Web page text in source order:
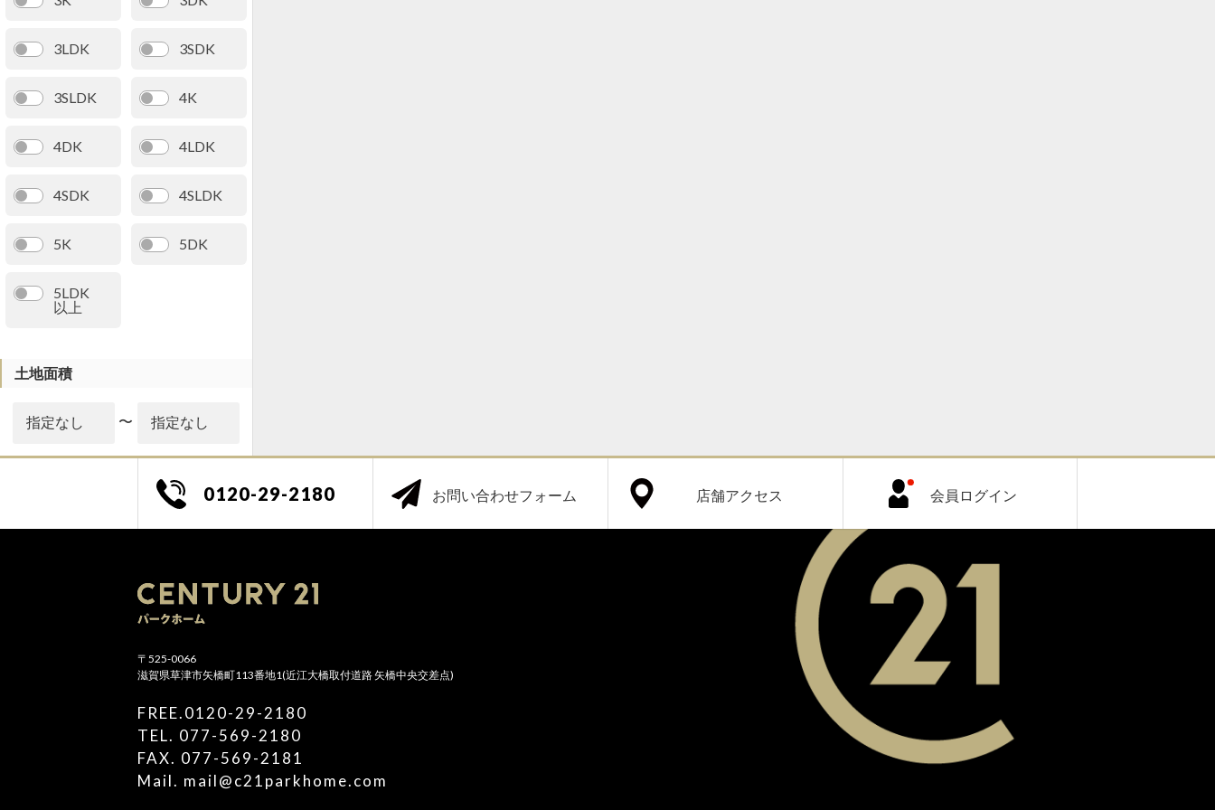
3LDK 3SDK
3SLDK 4K
4DK 4LDK
4SDK 4SLDK
5K 5DK
5LDK
以上
土地面積
〜
〜
0120-29-2180 お問い合わせフォーム 店舗アクセス 会員ログイン
〒525-0066
滋賀県草津市矢橋町113番地1(近江大橋取付道路 矢橋中央交差点)
FREE.0120-29-2180
TEL. 077-569-2180
FAX. 077-569-2181
Mail. mail@c21parkhome.com